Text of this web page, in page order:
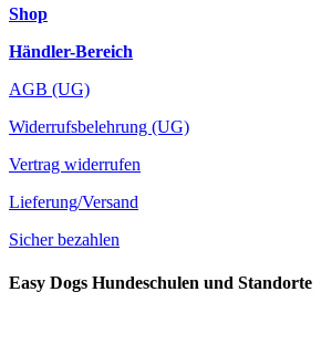
Shop
Händler-Bereich
AGB (UG)
Widerrufsbelehrung (UG)
Vertrag widerrufen
Lieferung/Versand
Sicher bezahlen
Easy Dogs Hundeschulen und Standorte